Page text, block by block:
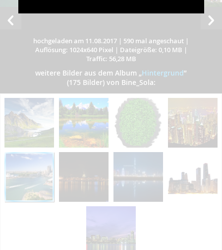
hochgeladen am 11.08.2017 | 590 mal angeschaut |
Auflösung: 1024x640 Pixel | Dateigröße: 0,10 MB |
Traffic: 56,28 MB
weitere Bilder aus dem Album „Hintergrund”
(175 Bilder) von Bine_Sola: